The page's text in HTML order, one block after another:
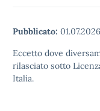
Pubblicato: 01.07.2026
Eccetto dove
rilasciato sotto
Italia.